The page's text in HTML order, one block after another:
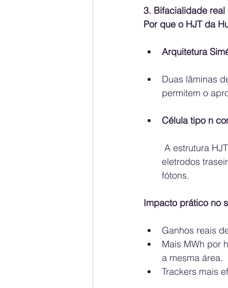
3. Bifacialidade
Por que o HJT da
Arquitetura
Duas lâminas
permitem o
Célula tipo n
eletrodos
fótons.
Impacto prático no
Ganhos reais
Mais MWh por
a mesma área.
Trackers mais